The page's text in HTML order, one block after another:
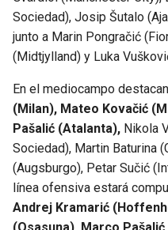
Sociedad), Josip Šutalo
junto a Marin Pongračić
(Midtjylland) y Luka
En el mediocampo
(Milan), Mateo Kovačić
Pašalić (Atalanta), Nikola
Sociedad), Martin Baturina
(Augsburgo), Petar Sučić
línea ofensiva estará
Andrej Kramarić